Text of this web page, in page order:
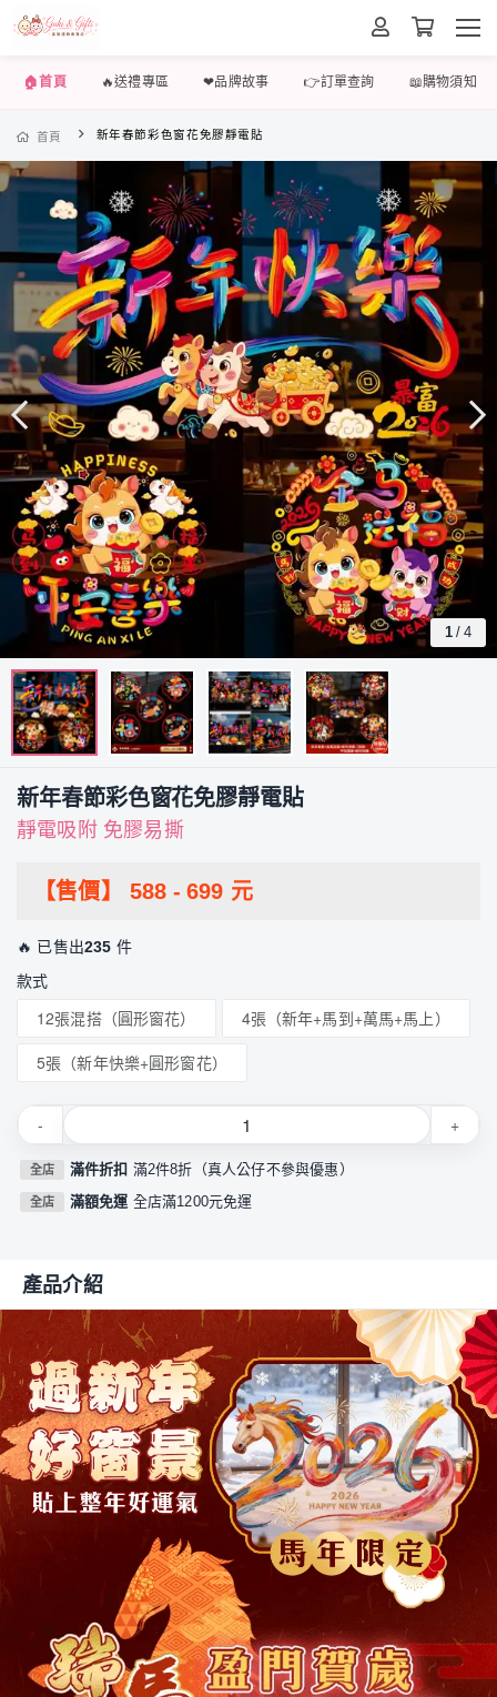
🏠首頁 🔥送禮專區 ❤品牌故事 👉訂單查詢 📖購物須知
首頁 新年春節彩色窗花免膠靜電貼
1 / 4
新年春節彩色窗花免膠靜電貼
靜電吸附 免膠易撕
【售價】 588 - 699 元
🔥 已售出235 件
款式
12張混搭（圓形窗花）
4張（新年+馬到+萬馬+馬上）
5張（新年快樂+圓形窗花）
- +
全店 滿件折扣 滿2件8折（真人公仔不參與優惠）
全店 滿額免運 全店滿1200元免運
產品介紹